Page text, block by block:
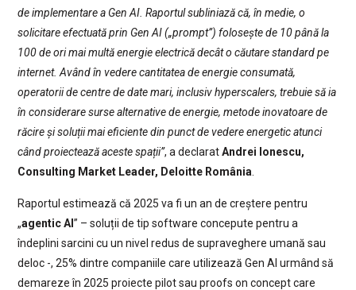
de implementare a Gen AI. Raportul subliniază că, în medie, o
solicitare efectuată prin Gen AI („prompt”) folosește de 10 până la
100 de ori mai multă energie electrică decât o căutare standard pe
internet. Având în vedere cantitatea de energie consumată,
operatorii de centre de date mari, inclusiv hyperscalers, trebuie să ia
în considerare surse alternative de energie, metode inovatoare de
răcire și soluții mai eficiente din punct de vedere energetic atunci
când proiectează aceste spații”, a declaratAndrei Ionescu,
Consulting Market Leader, Deloitte România
Raportul estimează că 2025 va fi un an de creștere pentru
„agentic AI ” – soluții de tip software concepute pentru a
îndeplini sarcini cu un nivel redus de supraveghere umană sau
deloc -, 25% dintre companiile care utilizează Gen AI urmând să
demareze în 2025 proiecte pilot sau proofs on concept care